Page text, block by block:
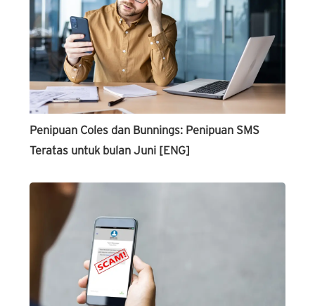
Penipuan Coles dan Bunnings: Penipuan SMS
Teratas untuk bulan Juni [ENG]